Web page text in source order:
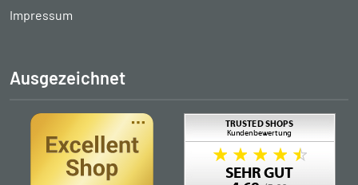
Impressum
Ausgezeichnet